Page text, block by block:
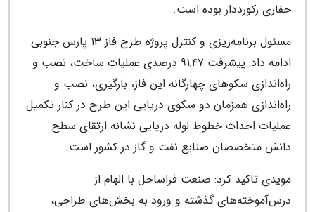
حفاری رکورددار بوده است.
مسئول برنامه‌ریزی و کنترل پروژه طرح فاز ۱۳ پارس جنوبی
ادامه داد: پیشرفت ۹۱,۴۷ درصدی عملیات ساخت، نصب و
راه‌اندازی سکوهای چهارگانه این فاز، بارگیری، نصب و
راه‌اندازی همزمان دو سکوی دریایی این طرح در کنار تکمیل
عملیات احداث خطوط لوله دریایی نشانه ارتقای سطح
دانش متخصصان صنایع نفت و گاز در کشور است.
مویدی تاکید کرد: صنعت فراساحل با الهام از
درس‌آموخته‌های گذشته و ورود به بخش‌های طراحی،